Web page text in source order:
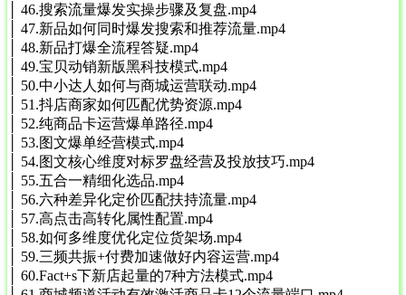
│ 46.搜索流量爆发实操步骤及复盘.mp4
│ 47.新品如何同时爆发搜索和推荐流量.mp4
│ 48.新品打爆全流程答疑.mp4
│ 49.宝贝动销新版黑科技模式.mp4
│ 50.中小达人如何与商城运营联动.mp4
│ 51.抖店商家如何匹配优势资源.mp4
│ 52.纯商品卡运营爆单路径.mp4
│ 53.图文爆单经营模式.mp4
│ 54.图文核心维度对标罗盘经营及投放技巧.mp4
│ 55.五合一精细化选品.mp4
│ 56.六种差异化定价匹配扶持流量.mp4
│ 57.高点击高转化属性配置.mp4
│ 58.如何多维度优化定位货架场.mp4
│ 59.三频共振+付费加速做好内容运营.mp4
│ 60.Fact+s下新店起量的7种方法模式.mp4